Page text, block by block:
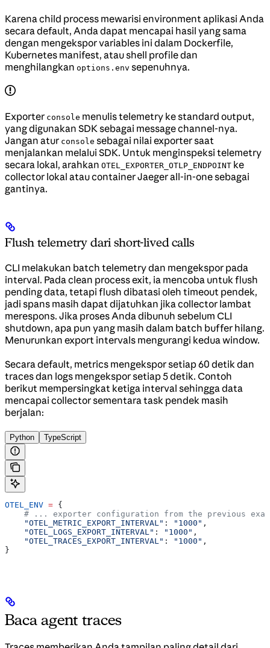
Karena child process mewarisi environment aplikasi Anda
secara default, Anda dapat mencapai hasil yang sama
dengan mengekspor variables ini dalam Dockerfile,
Kubernetes manifest, atau shell profile dan
menghilangkan options.env sepenuhnya.
Exporter console menulis telemetry ke standard output,
yang digunakan SDK sebagai message channel-nya.
Jangan atur console sebagai nilai exporter saat
menjalankan melalui SDK. Untuk menginspeksi telemetry
secara lokal, arahkan OTEL_EXPORTER_OTLP_ENDPOINT ke
collector lokal atau container Jaeger all-in-one sebagai
gantinya.
Flush telemetry dari short-lived calls
CLI melakukan batch telemetry dan mengekspor pada
interval. Pada clean process exit, ia mencoba untuk flush
pending data, tetapi flush dibatasi oleh timeout pendek,
jadi spans masih dapat dijatuhkan jika collector lambat
merespons. Jika proses Anda dibunuh sebelum CLI
shutdown, apa pun yang masih dalam batch buffer hilang.
Menurunkan export intervals mengurangi kedua window.
Secara default, metrics mengekspor setiap 60 detik dan
traces dan logs mengekspor setiap 5 detik. Contoh
berikut mempersingkat ketiga interval sehingga data
mencapai collector sementara task pendek masih
berjalan:
Python TypeScript
OTEL_ENV = {
# ... exporter configuration from the previous
    "OTEL_METRIC_EXPORT_INTERVAL"
: "1000" ,
    "OTEL_LOGS_EXPORT_INTERVAL"
: "1000" ,
    "OTEL_TRACES_EXPORT_INTERVAL"
: "1000" ,
}
Baca agent traces